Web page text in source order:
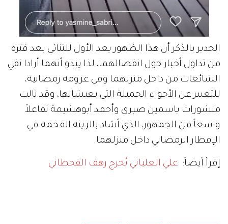
الجدير بالذكر أن هذا الظهور يعد الأول للثنائي بعد فترة
من تداول أخبار حول انفصالهما، لذا يبدو أنهما أرادا نفي
الشائعات من داخل منزلهما وفي عزومة رمضانية،
للتعبير عن الأجواء الجميلة التي يعيشانها، وقد نالت
منشورات ياسمين صبري وأحمد أبوهشيمة تفاعلاً
واسعاً من الجمهور، الذي أشاد بالزينة الفخمة في
الإفطار الرمضاني داخل منزلهما.
إقرأ أيضاً: علي العلياني يُحرج رهف القحطاني